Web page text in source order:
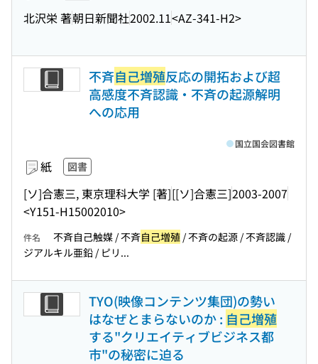
北沢栄 著朝日新聞社2002.11<AZ-341-H2>
不斉自己増殖反応の開拓および超
高感度不斉認識・不斉の起源解明
への応用
紙 図書
[ソ]合憲三, 東京理科大学 [著][[ソ]合憲三]2003-2007
<Y151-H15002010>
国立国会図書館
件名 不斉自己触媒 / 不斉自己増殖 / 不斉の起源 / 不斉認識 /
ジアルキル亜鉛 / ピリ...
TYO(映像コンテンツ集団)の勢い
はなぜとまらないのか : 自己増殖
する"クリエイティブビジネス都
市"の秘密に迫る